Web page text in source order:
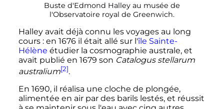
Buste d'Edmond Halley au musée de
l'Observatoire royal de Greenwich.
Halley avait déjà connu les voyages au long
cours : en 1676 il était allé sur l'île Sainte-
Hélène étudier la cosmographie australe, et
avait publié en 1679 son Catalogus stellarum
australium[2].
En 1690, il réalisa une cloche de plongée,
alimentée en air par des barils lestés, et réussit